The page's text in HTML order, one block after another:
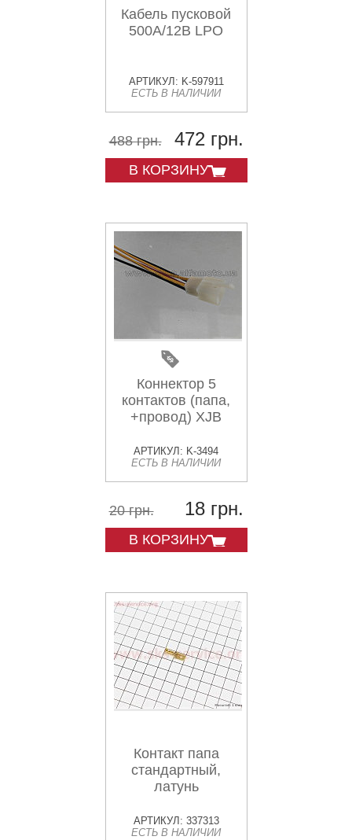
Кабель пусковой
500А/12В LPO
АРТИКУЛ: K-597911
ЕСТЬ В НАЛИЧИИ
488 грн. 472 грн.
В КОРЗИНУ
Коннектор 5
контактов (папа,
+провод) XJB
АРТИКУЛ: K-3494
ЕСТЬ В НАЛИЧИИ
20 грн. 18 грн.
В КОРЗИНУ
Контакт папа
стандартный,
латунь
АРТИКУЛ: 337313
ЕСТЬ В НАЛИЧИИ